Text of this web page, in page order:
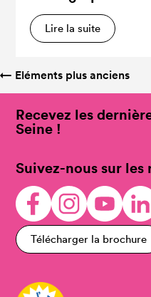
Lire la suite
← Eléments plus anciens
Recevez les
Seine !
Suivez-nous sur les
Télécharger la brochure